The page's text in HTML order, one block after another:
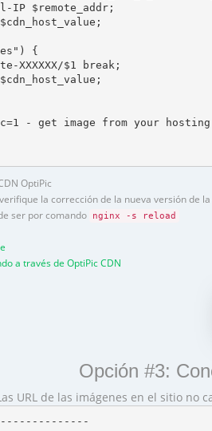
IP $remote_addr;
{
XXXXXX/$1 break;
- get image from your
OptiPic
la corrección de la nueva versión de
ser por comando
nginx -s reload
a través de OptiPic CDN
Opción #3:
URL de las imágenes en el sitio no